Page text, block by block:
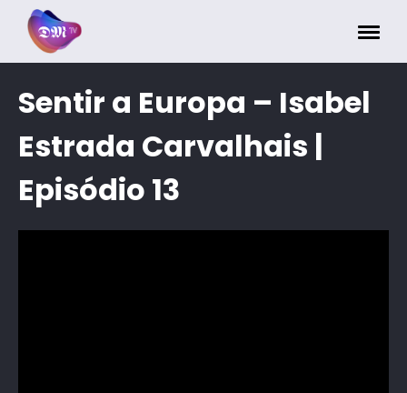
Sentir a Europa – Isabel
Estrada Carvalhais |
Episódio 13
Painel de Gerenciamento de Cookies